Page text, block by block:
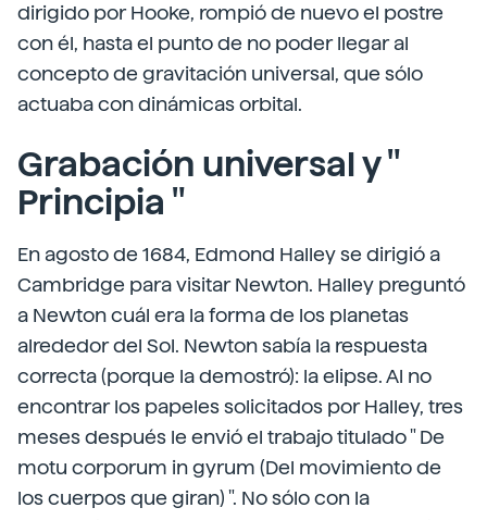
dirigido por Hooke, rompió de nuevo el postre
con él, hasta el punto de no poder llegar al
concepto de gravitación universal, que sólo
actuaba con dinámicas orbital.
Grabación universal y "
Principia "
En agosto de 1684, Edmond Halley se dirigió a
Cambridge para visitar Newton. Halley preguntó
a Newton cuál era la forma de los planetas
alrededor del Sol. Newton sabía la respuesta
correcta (porque la demostró): la elipse. Al no
encontrar los papeles solicitados por Halley, tres
meses después le envió el trabajo titulado " De
motu corporum in gyrum (Del movimiento de
los cuerpos que giran) ". No sólo con la